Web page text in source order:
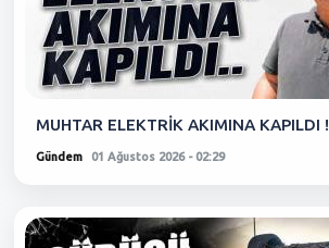
MUHTAR ELEKTRİK AKIMINA KAPILDI !
Gündem 01 Ağustos 2026 - 02:29